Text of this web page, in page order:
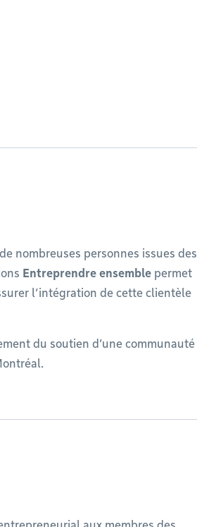
nombreuses personnes issues des
Entreprendre ensemble permet
l’intégration de cette clientèle
du soutien d’une communauté